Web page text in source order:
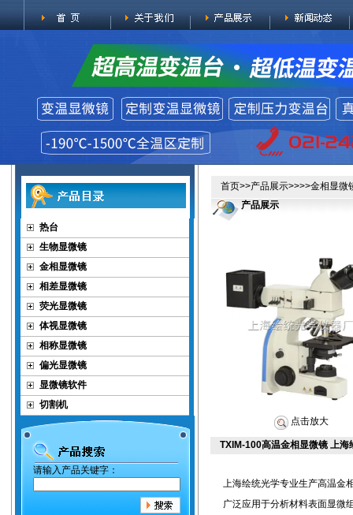
热台
生物显微镜
金相显微镜
相差显微镜
荧光显微镜
体视显微镜
相称显微镜
偏光显微镜
显微镜软件
切割机
请输入产品关键字：
首页>>产品展示>>>>金相显微
产品展示
点击放大
TXIM-100高温金相显微镜 上海
上海绘统光学专业生产高温金
广泛应用于分析材料表面显微